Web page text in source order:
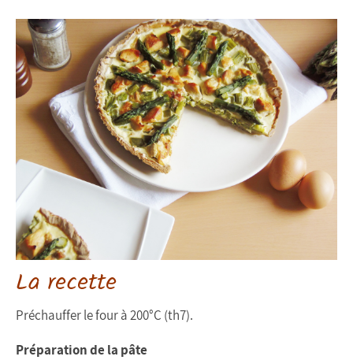
La recette
Préchauffer le four à 200°C (th7).
Préparation de la pâte